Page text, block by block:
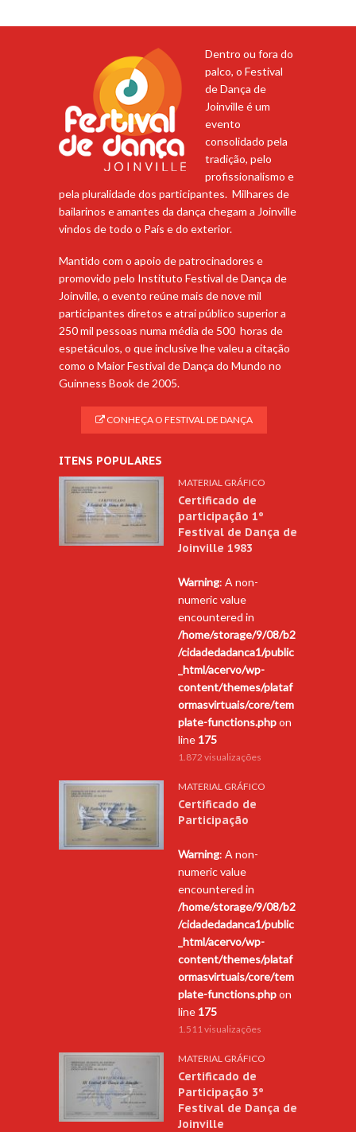
Dentro ou fora do
palco, o Festival
de Dança de
Joinville é um
evento
consolidado pela
tradição, pelo
profissionalismo e
pela pluralidade dos participantes. Milhares de
bailarinos e amantes da dança chegam a Joinville
vindos de todo o País e do exterior.
Mantido com o apoio de patrocinadores e
promovido pelo Instituto Festival de Dança de
Joinville, o evento reúne mais de nove mil
participantes diretos e atrai público superior a
250 mil pessoas numa média de 500 horas de
espetáculos, o que inclusive lhe valeu a citação
como o Maior Festival de Dança do Mundo no
Guinness Book de 2005.
CONHEÇA O FESTIVAL DE DANÇA
ITENS POPULARES
MATERIAL GRÁFICO
Certificado de
participação 1º
Festival de Dança de
Joinville 1983
Warning: A non-
numeric value
encountered in
/home/storage/9/08/b2
/cidadedadanca1/public
_html/acervo/wp-
content/themes/plataf
ormasvirtuais/core/tem
plate-functions.phpon
line 175
1.872 visualizações
MATERIAL GRÁFICO
Certificado de
Participação
Warning: A non-
numeric value
encountered in
/home/storage/9/08/b2
/cidadedadanca1/public
_html/acervo/wp-
content/themes/plataf
ormasvirtuais/core/tem
plate-functions.phpon
line 175
1.511 visualizações
MATERIAL GRÁFICO
Certificado de
Participação 3º
Festival de Dança de
Joinville